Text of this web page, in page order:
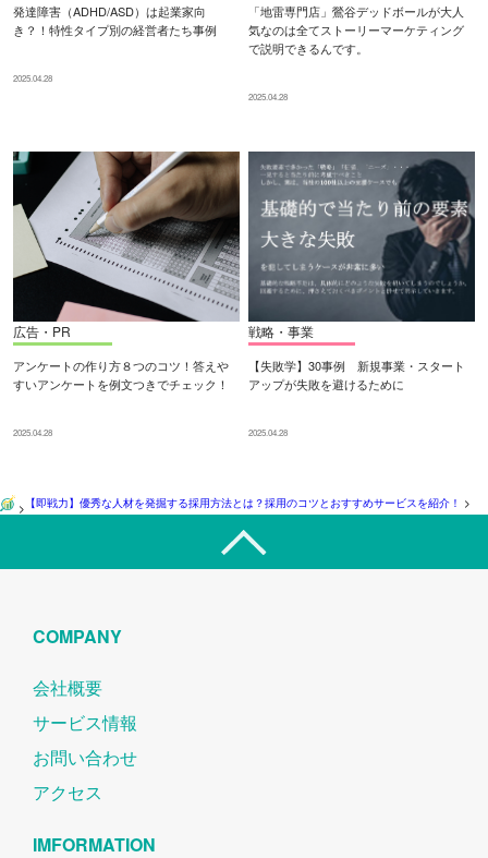
発達障害（ADHD/ASD）は起業家向
き？！特性タイプ別の経営者たち事例
2025.04.28
「地雷専門店」鶯谷デッドボールが大人
気なのは全てストーリーマーケティング
で説明できるんです。
2025.04.28
広告・PR
アンケートの作り方８つのコツ！答えや
すいアンケートを例文つきでチェック！
2025.04.28
戦略・事業
【失敗学】30事例 新規事業・スタート
アップが失敗を避けるために
2025.04.28
> 【即戦力】優秀な人材を発掘する採用方法とは？採用のコツとおすすめサービスを紹介！ >
COMPANY
会社概要
サービス情報
お問い合わせ
アクセス
IMFORMATION